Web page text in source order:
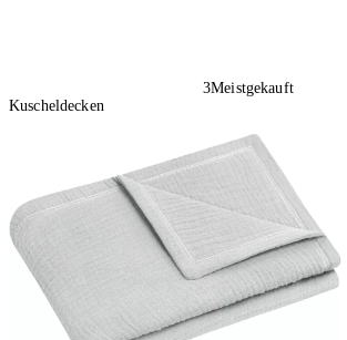
3Meistgekauft
Kuscheldecken